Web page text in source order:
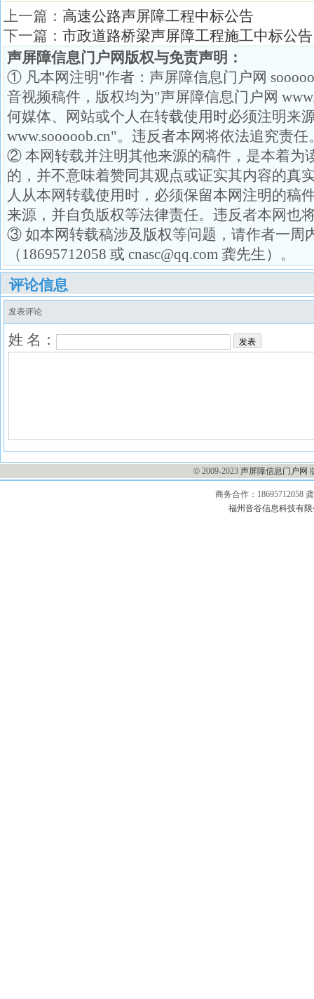
上一篇： 高速公路声屏障工程中标公告
下一篇： 市政道路桥梁声屏障工程施工中标公告
声屏障信息门户网版权与免责声明：
① 凡本网注明"作者：声屏障信息门户网
音视频稿件，版权均为"声屏障信息门户网
何媒体、网站或个人在转载使用时必须注明来
www.sooooob.cn"。违反者本网将依法追究责任
② 本网转载并注明其他来源的稿件，是本着为
的，并不意味着赞同其观点或证实其内容的真
人从本网转载使用时，必须保留本网注明的稿
来源，并自负版权等法律责任。违反者本网也
③ 如本网转载稿涉及版权等问题，请作者一周
（18695712058 或 cnasc@qq.com 龚先生）。
评论信息
发表评论
姓 名： 发表
© 2009-2023 声屏障信息门户网
商务合作：18695712058
福州音谷信息科技有